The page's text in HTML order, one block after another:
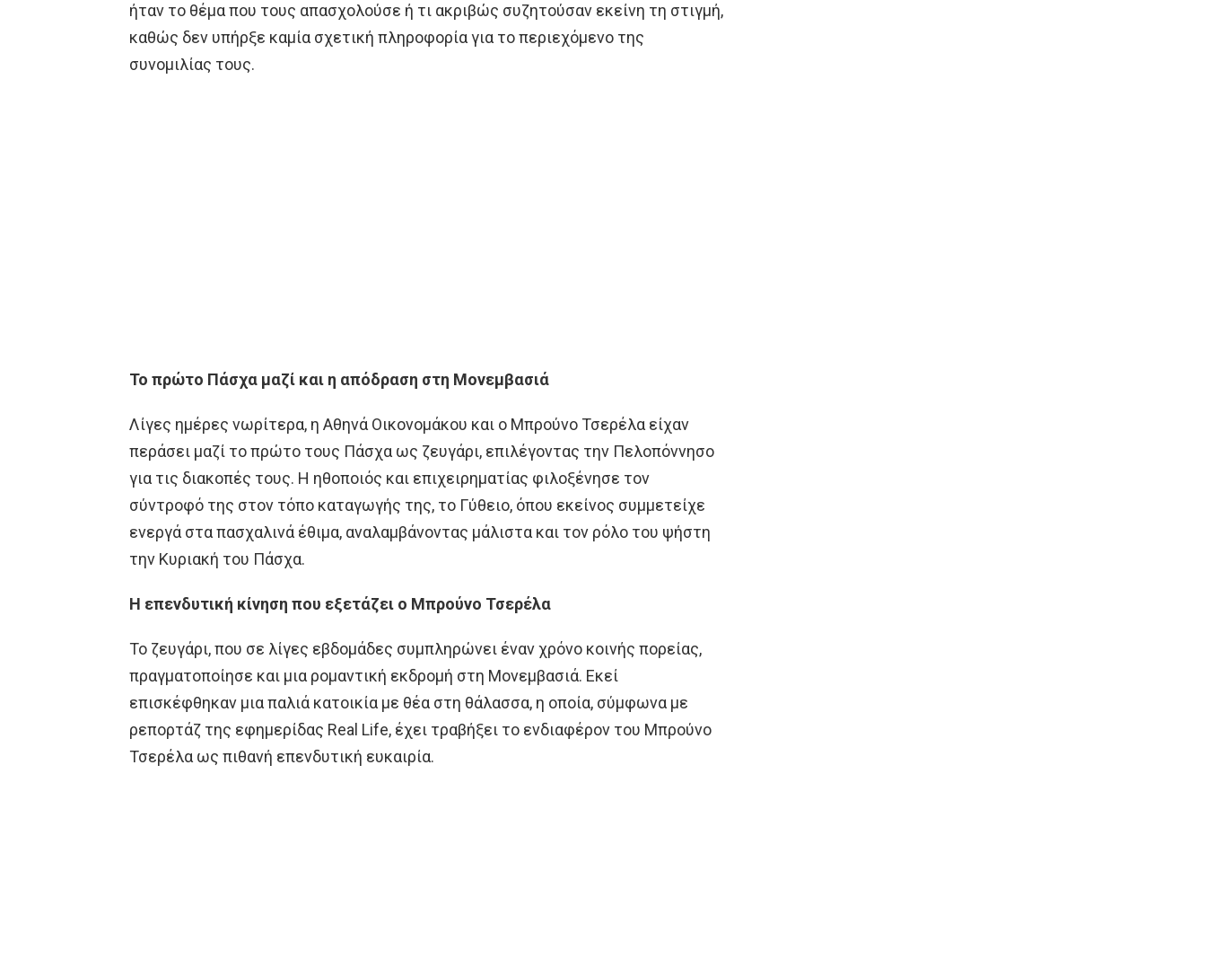
ήταν το θέμα που τους απασχολούσε ή τι ακριβώς συζητούσαν εκείνη τη στιγμή,
καθώς δεν υπήρξε καμία σχετική πληροφορία για το περιεχόμενο της
συνομιλίας τους.
Το πρώτο Πάσχα μαζί και η απόδραση στη Μονεμβασιά
Λίγες ημέρες νωρίτερα, η Αθηνά Οικονομάκου και ο Μπρούνο Τσερέλα είχαν
περάσει μαζί το πρώτο τους Πάσχα ως ζευγάρι, επιλέγοντας την Πελοπόννησο
για τις διακοπές τους. Η ηθοποιός και επιχειρηματίας φιλοξένησε τον
σύντροφό της στον τόπο καταγωγής της, το Γύθειο, όπου εκείνος συμμετείχε
ενεργά στα πασχαλινά έθιμα, αναλαμβάνοντας μάλιστα και τον ρόλο του ψήστη
την Κυριακή του Πάσχα.
Η επενδυτική κίνηση που εξετάζει ο Μπρούνο Τσερέλα
Το ζευγάρι, που σε λίγες εβδομάδες συμπληρώνει έναν χρόνο κοινής πορείας,
πραγματοποίησε και μια ρομαντική εκδρομή στη Μονεμβασιά. Εκεί
επισκέφθηκαν μια παλιά κατοικία με θέα στη θάλασσα, η οποία, σύμφωνα με
ρεπορτάζ της εφημερίδας Real Life, έχει τραβήξει το ενδιαφέρον του Μπρούνο
Τσερέλα ως πιθανή επενδυτική ευκαιρία.